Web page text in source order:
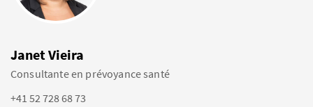
Janet Vieira
Consultante en prévoyance santé
+41 52 728 68 73